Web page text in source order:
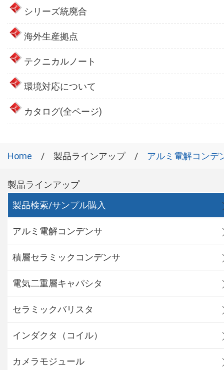
シリーズ統廃合
海外生産拠点
テクニカルノート
環境対応について
カタログ(全ページ)
Home 製品ラインアップ アルミ電解コンデ
製品ラインアップ
製品検索/サンプル購入
アルミ電解コンデンサ
積層セラミックコンデンサ
電気二重層キャパシタ
セラミックバリスタ
インダクタ（コイル）
カメラモジュール